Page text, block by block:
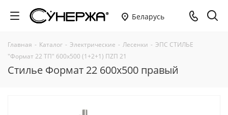
Беларусь
Главная - Каталог - Электрические - Лесенки - ЭПС СТИЛЬЕ
"Формат 22 ТП" 600х500 (1+2+1) ПZП 21
Стилье Формат 22 600х500 правый